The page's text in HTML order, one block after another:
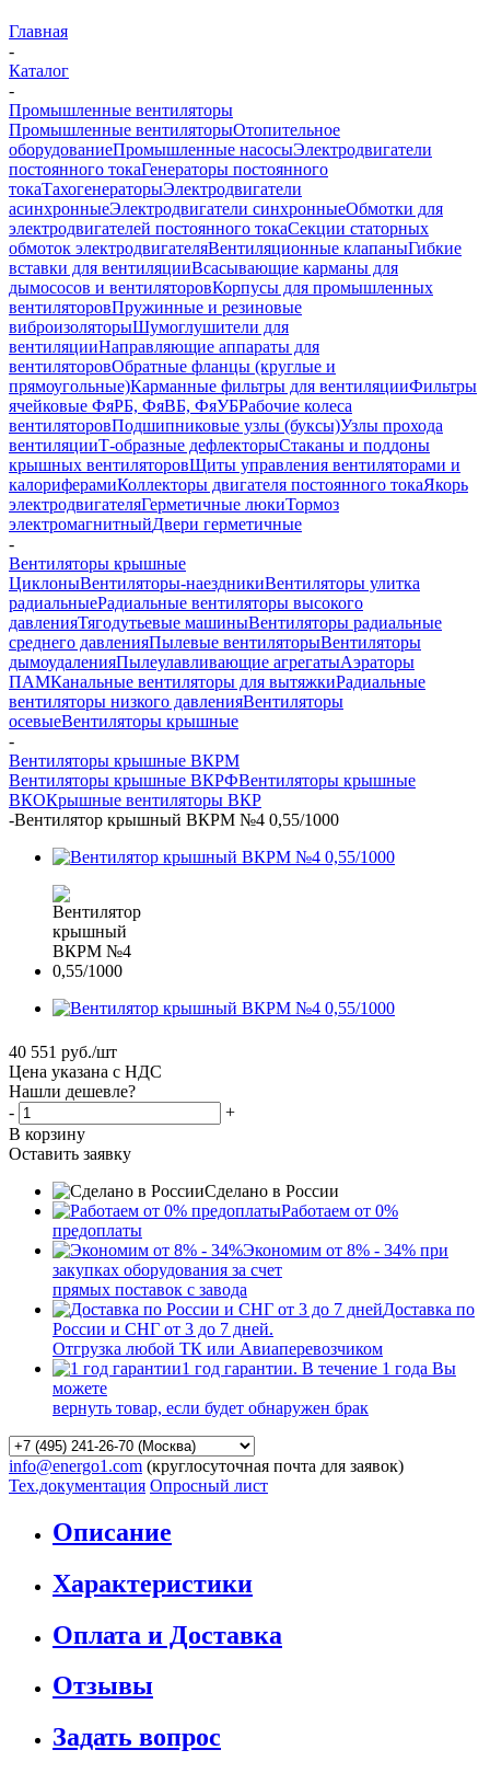
Главная
-
Каталог
-
Промышленные вентиляторы
Промышленные вентиляторыОтопительное
оборудованиеПромышленные насосыЭлектродвигатели
постоянного токаГенераторы постоянного
токаТахогенераторыЭлектродвигатели
асинхронныеЭлектродвигатели синхронныеОбмотки для
электродвигателей постоянного токаСекции статорных
обмоток электродвигателяВентиляционные клапаныГибкие
вставки для вентиляцииВсасывающие карманы для
дымососов и вентиляторовКорпусы для промышленных
вентиляторовПружинные и резиновые
виброизоляторыШумоглушители для
вентиляцииНаправляющие аппараты для
вентиляторовОбратные фланцы (круглые и
прямоугольные)Карманные фильтры для вентиляцииФильтры
ячейковые ФяРБ, ФяВБ, ФяУБРабочие колеса
вентиляторовПодшипниковые узлы (буксы)Узлы прохода
вентиляцииТ-образные дефлекторыСтаканы и поддоны
крышных вентиляторовЩиты управления вентиляторами и
калориферамиКоллекторы двигателя постоянного токаЯкорь
электродвигателяГерметичные люкиТормоз
электромагнитныйДвери герметичные
-
Вентиляторы крышные
ЦиклоныВентиляторы-наездникиВентиляторы улитка
радиальныеРадиальные вентиляторы высокого
давленияТягодутьевые машиныВентиляторы радиальные
среднего давленияПылевые вентиляторыВентиляторы
дымоудаленияПылеулавливающие агрегатыАэраторы
ПАМКанальные вентиляторы для вытяжкиРадиальные
вентиляторы низкого давленияВентиляторы
осевыеВентиляторы крышные
-
Вентиляторы крышные ВКРМ
Вентиляторы крышные ВКРФВентиляторы крышные
ВКОКрышные вентиляторы ВКР
-Вентилятор крышный ВКРМ №4 0,55/1000
40 551 руб./шт
Цена указана с НДС
Нашли дешевле?
-
+
В корзину
Оставить заявку
Сделано в России
Работаем от 0%
предоплаты
Экономим от 8% - 34% при
закупках оборудования за счет
прямых поставок с завода
Доставка по
России и СНГ от 3 до 7 дней.
Отгрузка любой ТК или Авиаперевозчиком
1 год гарантии. В течение 1 года Вы
можете
вернуть товар, если будет обнаружен брак
info@energo1.com (круглосуточная почта для заявок)
Тех.документация Опросный лист
Описание
Характеристики
Оплата и Доставка
Отзывы
Задать вопрос